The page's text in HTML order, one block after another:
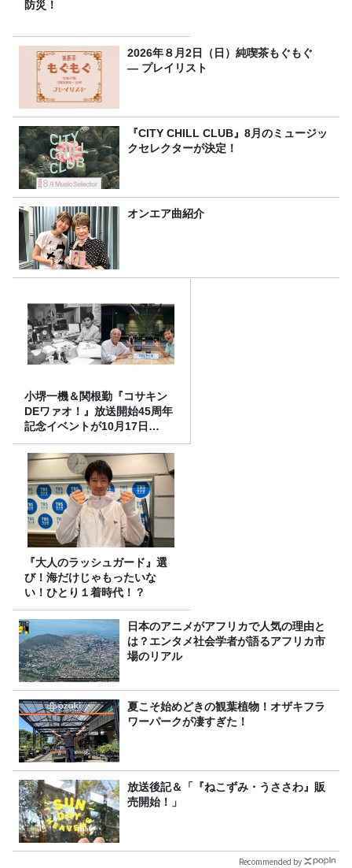
防災！
2026年８月2日（日）純喫茶もぐもぐ
― プレイリスト
『CITY CHILL CLUB』8月のミュージッ
クセレクターが決定！
オンエア曲紹介
小堺一機＆関根勤『コサキン
DEワァオ！』放送開始45周年
記念イベントが10月17日
（土）に開催決定！本日より
FC先行受付スタート！
『大人のラッシュガード』選
び！海だけじゃもったいな
い！ひとり１着時代！？
日本のアニメがアフリカで人気の理由と
は？エンタメ社会学者が語るアフリカ市
場のリアル
夏こそ始めどきの観葉植物！オザキフラ
ワーパークが凄すぎた！
放送後記＆「『ねこずみ・うささわ』販
売開始！」
Recommended by